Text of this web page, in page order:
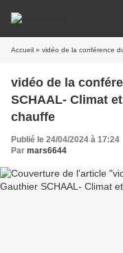
Accueil » vidéo de la conférence du 24/
vidéo de la
SCHAAL- Climat
chauffe
Publié le 24/04/2024 à 17:24
Par mars6644